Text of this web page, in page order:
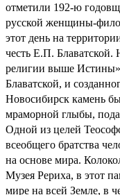
отметили 192-ю
русской женщины-
этот день на
честь Е.П.
религии выше
Блаватской, и
Новосибирск камень
мраморной глыбы,
Одной из целей
всеобщего братства
на основе мира.
Музея Рериха, в этот
мире на всей Земле, в